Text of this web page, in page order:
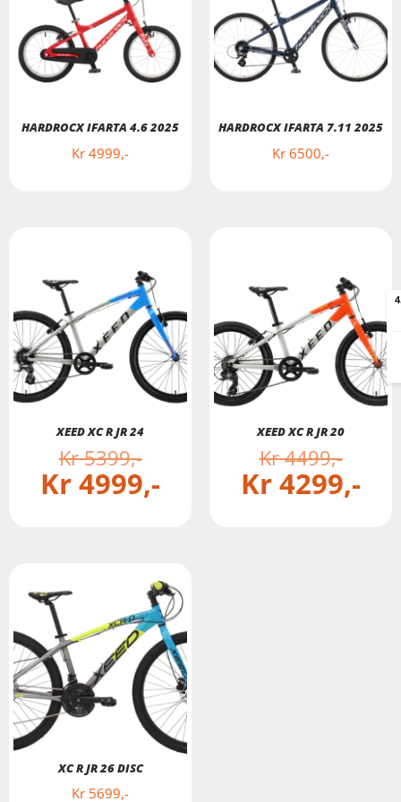
HARDROCX IFARTA 4.6 2025
Kr4999
HARDROCX IFARTA 7.11 2025
Kr6500
XEED XC R JR 24
Kr5399
Kr4999
XEED XC R JR 20
Kr4499
Kr4299
XC R JR 26 DISC
Kr 5699